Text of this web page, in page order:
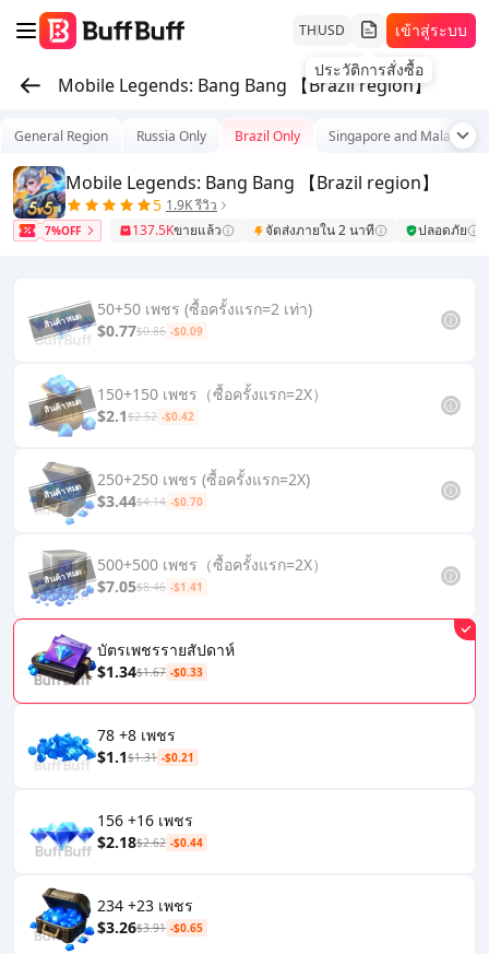
THUSD เข้าสู่ระบบ
Mobile Legends: Bang Bang 【Brazil region】
General Region Russia Only Brazil Only Singapore and Malaysia
Mobile Legends: Bang Bang 【Brazil region】
5 1.9K รีวิว
7%OFF 137.5Kขายแล้ว จัดส่งภายใน 2 นาที ปลอดภัย
50+50 เพชร (ซื้อครั้งแรก=2 เท่า)
$0.77$0.86 -$0.09
150+150 เพชร（ซื้อครั้งแรก=2X）
$2.1$2.52 -$0.42
250+250 เพชร (ซื้อครั้งแรก=2X)
$3.44$4.14 -$0.70
500+500 เพชร（ซื้อครั้งแรก=2X）
$7.05$8.46 -$1.41
บัตรเพชรรายสัปดาห์
$1.34$1.67 -$0.33
78 +8 เพชร
$1.1$1.31 -$0.21
156 +16 เพชร
$2.18$2.62 -$0.44
234 +23 เพชร
$3.26$3.91 -$0.65